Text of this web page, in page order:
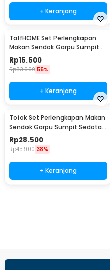
+ Keranjang
TaffHOME Set Perlengkapan
Makan Sendok Garpu Sumpit
Pouch Cutlery Set - T1
Rp15.500
Rp33.900 55%
+ Keranjang
Tofok Set Perlengkapan Makan
Sendok Garpu Sumpit Sedotan
dengan Pouch - T5
Rp28.500
Rp45.900 38%
+ Keranjang